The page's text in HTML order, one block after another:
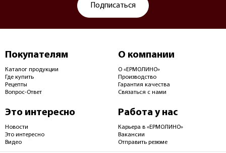
Подписаться
Покупателям
Каталог продукции
Где купить
Рецепты
Вопрос-Ответ
О компании
О «ЕРМОЛИНО»
Производство
Гарантия качества
Связаться с нами
Это интересно
Новости
Это интересно
Видео
Работа у нас
Карьера в «ЕРМОЛИНО»
Вакансии
Отправить резюме